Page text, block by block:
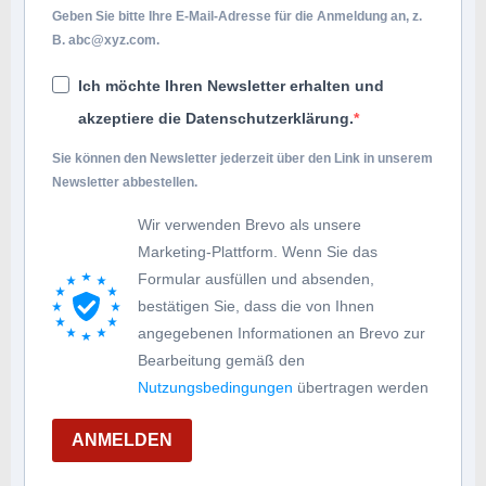
Geben Sie bitte Ihre E-Mail-Adresse für die Anmeldung an, z.
B. abc@xyz.com.
Ich möchte Ihren Newsletter erhalten und
akzeptiere die Datenschutzerklärung.
Sie können den Newsletter jederzeit über den Link in unserem
Newsletter abbestellen.
Wir verwenden Brevo als unsere
Marketing-Plattform. Wenn Sie das
Formular ausfüllen und absenden,
bestätigen Sie, dass die von Ihnen
angegebenen Informationen an Brevo zur
Bearbeitung gemäß den
Nutzungsbedingungen übertragen werden
ANMELDEN